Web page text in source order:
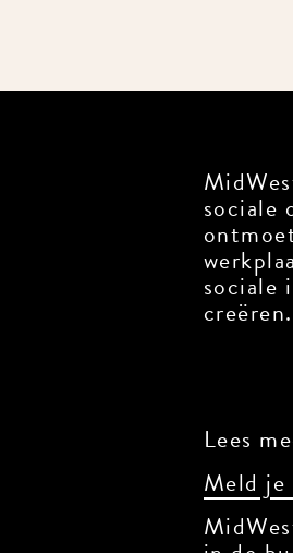
sociale
sociale
creëren.
Lees
Meld je